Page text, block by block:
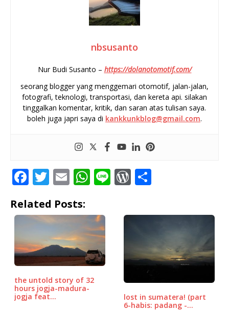
nbsusanto
Nur Budi Susanto – https://dolanotomotif.com/
seorang blogger yang menggemari otomotif, jalan-jalan,
fotografi, teknologi, transportasi, dan kereta api. silakan
tinggalkan komentar, kritik, dan saran atas tulisan saya.
boleh juga japri saya di kankkunkblog@gmail.com.
F
c
e
b
o
o
k
T
it
te
r
E
ai
W
at
s
A
p
p
Li W
r
P
r
ss
ar
Related Posts:
the untold story of 32
hours jogja-madura-
jogja feat…
lost in sumatera! (part
6-habis: padang -…